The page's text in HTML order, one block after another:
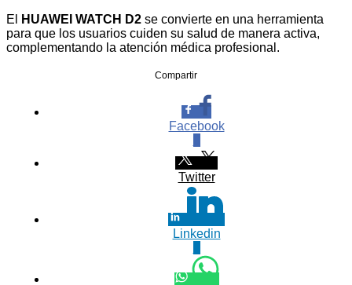
El
HUAWEI WATCH D2 se convierte en una herramienta
para que los usuarios cuiden su salud de manera activa,
complementando la atención médica profesional.
Compartir
Facebook
Twitter
Linkedin